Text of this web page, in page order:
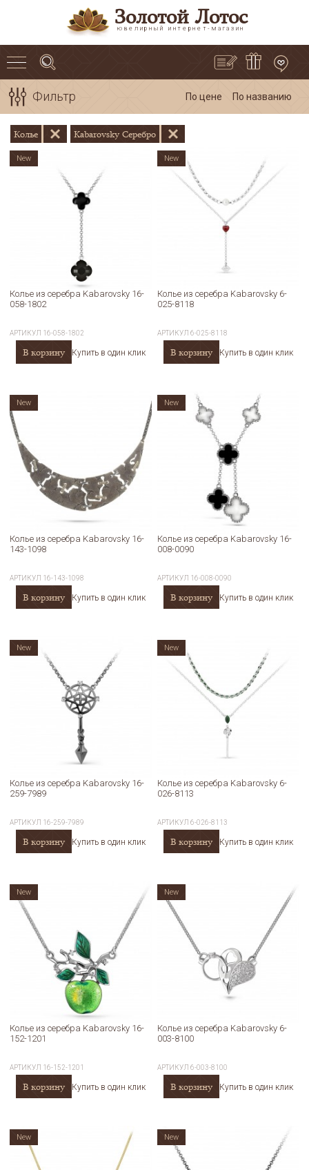
Золотой Лотос
ювелирный интернет-магазин
Фильтр По цене По названию
Колье Kabarovsky Серебро
Колье из серебра Kabarovsky 16-
058-1802
АРТИКУЛ 16-058-1802
В корзину Купить в один клик
New
Колье из серебра Kabarovsky 6-
025-8118
АРТИКУЛ6-025-8118
В корзину Купить в один клик
New
Колье из серебра Kabarovsky 16-
143-1098
АРТИКУЛ 16-143-1098
В корзину Купить в один клик
New
Колье из серебра Kabarovsky 16-
008-0090
АРТИКУЛ 16-008-0090
В корзину Купить в один клик
New
Колье из серебра Kabarovsky 16-
259-7989
АРТИКУЛ 16-259-7989
В корзину Купить в один клик
New
Колье из серебра Kabarovsky 6-
026-8113
АРТИКУЛ6-026-8113
В корзину Купить в один клик
New
Колье из серебра Kabarovsky 16-
152-1201
АРТИКУЛ 16-152-1201
В корзину Купить в один клик
New
Колье из серебра Kabarovsky 6-
003-8100
АРТИКУЛ6-003-8100
В корзину Купить в один клик
New
New New